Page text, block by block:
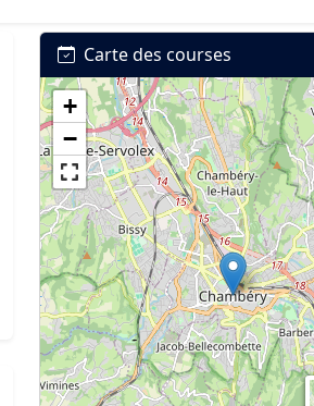
Carte des courses
+
−